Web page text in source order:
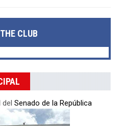
CLUB
del Senado de la República